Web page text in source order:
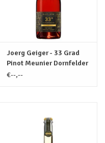
Joerg Geiger - 33 Grad
Pinot Meunier Dornfelder
Kersen Alcoholvrij (BIO-
€--,--